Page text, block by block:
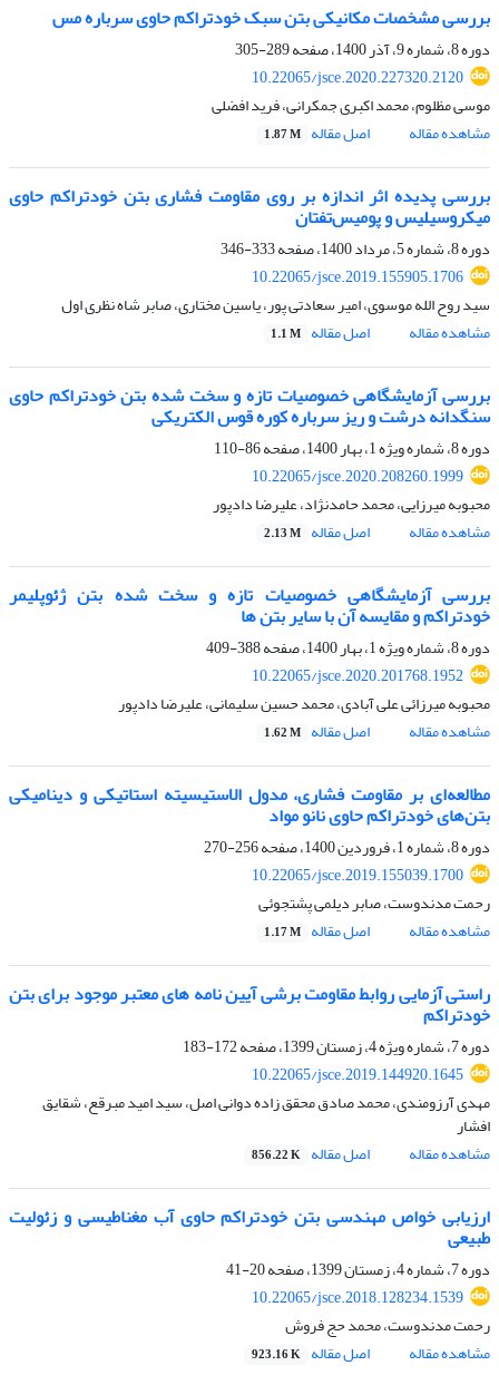
بررسی مشخصات مکانیکی بتن سبک خودتراکم حاوی سرباره مس
دوره 8، شماره 9، آذر 1400، صفحه
289-305
10.22065/jsce.2020.227320.2120
موسی مظلوم، محمد اکبری جمکرانی، فرید افضلی
مشاهده مقاله
اصل مقاله 1.87 M
بررسی پدیده اثر اندازه بر روی مقاومت فشاری بتن خودتراکم حاوی
میکروسیلیس و پومیس‌تفتان
دوره 8، شماره 5، مرداد 1400، صفحه
333-346
10.22065/jsce.2019.155905.1706
سید روح الله موسوی، امیر سعادتی پور، یاسین مختاری، صابر شاه نظری اول
مشاهده مقاله
اصل مقاله 1.1 M
بررسی آزمایشگاهی خصوصیات تازه و سخت شده بتن خودتراکم حاوی
سنگدانه درشت و ریز سرباره کوره قوس الکتریکی
دوره 8، شماره ویژه 1، بهار 1400، صفحه
86-110
10.22065/jsce.2020.208260.1999
محبوبه میرزایی، محمد حامدنژاد، علیرضا دادپور
مشاهده مقاله
اصل مقاله 2.13 M
بررسی آزمایشگاهی خصوصیات تازه و سخت شده بتن ژئوپلیمر
خودتراکم و مقایسه آن با سایر بتن ها
دوره 8، شماره ویژه 1، بهار 1400، صفحه
388-409
10.22065/jsce.2020.201768.1952
محبوبه میرزائی علی آبادی، محمد حسین سلیمانی، علیرضا دادپور
مشاهده مقاله
اصل مقاله 1.62 M
مطالعه‌ای بر مقاومت فشاری، مدول الاستیسیته استاتیکی و دینامیکی
بتن‌های خودتراکم حاوی نانو مواد
دوره 8، شماره 1، فروردین 1400، صفحه
256-270
10.22065/jsce.2019.155039.1700
رحمت مدندوست، صابر دیلمی پشتجوئی
مشاهده مقاله
اصل مقاله 1.17 M
راستی آزمایی روابط مقاومت برشی آیین نامه های معتبر موجود برای بتن
خودتراکم
دوره 7، شماره ویژه 4، زمستان 1399، صفحه
172-183
10.22065/jsce.2019.144920.1645
مهدی آرزومندی، محمد صادق محقق زاده دوانی اصل، سید امید مبرقع، شقایق
افشار
مشاهده مقاله
اصل مقاله 856.22 K
ارزیابی خواص مهندسی بتن خودتراکم حاوی آب مغناطیسی و زئولیت
طبیعی
دوره 7، شماره 4، زمستان 1399، صفحه
20-41
10.22065/jsce.2018.128234.1539
رحمت مدندوست، محمد حج فروش
مشاهده مقاله
اصل مقاله 923.16 K